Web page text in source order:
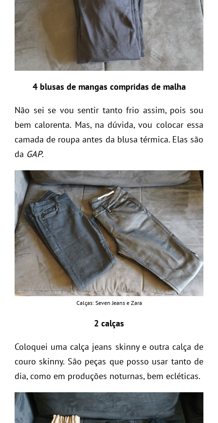
4 blusas de mangas compridas de malha
Não sei se vou sentir tanto frio assim, pois sou
bem calorenta. Mas, na dúvida, vou colocar essa
camada de roupa antes da blusa térmica. Elas são
da GAP.
Calças: Seven Jeans e Zara
2 calças
Coloquei uma calça jeans skinny e outra calça de
couro skinny. São peças que posso usar tanto de
dia, como em produções noturnas, bem ecléticas.